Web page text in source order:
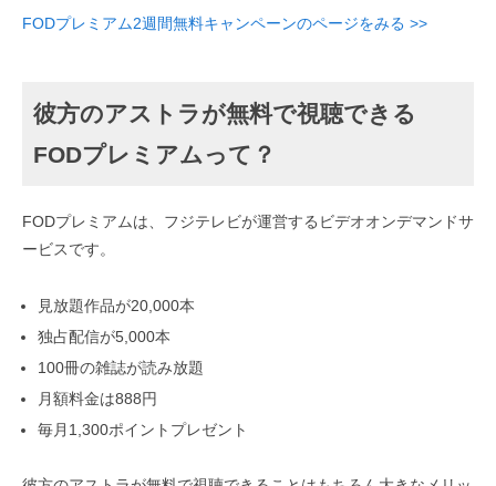
FODプレミアム2週間無料キャンペーンのページをみる >>
彼方のアストラが無料で視聴できる
FODプレミアムって？
FODプレミアムは、フジテレビが運営するビデオオンデマンドサ
ービスです。
見放題作品が20,000本
独占配信が5,000本
100冊の雑誌が読み放題
月額料金は888円
毎月1,300ポイントプレゼント